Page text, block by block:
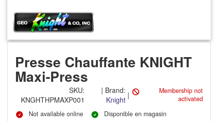
Presse Chauffante KNIGHT
Maxi-Press
SKU:
KNGHTHPMAXP001
| Brand:
Knight |
Membership not
activated
Not available online
Disponible en magasin